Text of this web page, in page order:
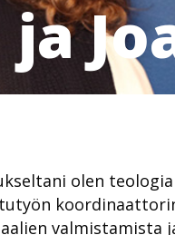
olen
valmistamista